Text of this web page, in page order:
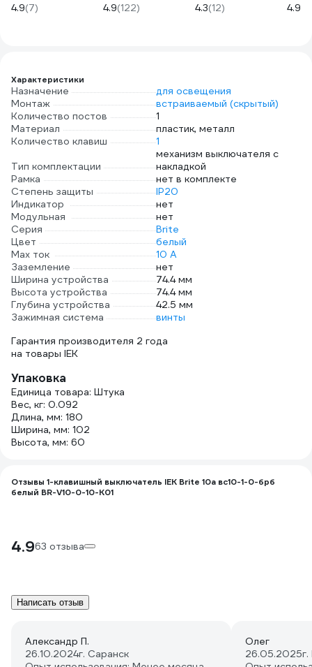
защитными
шторками 16а с
4.9(7)
4.9(122)
5997719615090 1
4.3(12)
0-
4.9
Характеристики
Назначение
для освещения
Монтаж
встраиваемый (скрытый)
Количество постов
1
Материал
пластик, металл
Количество клавиш
1
Тип комплектации
механизм выключателя с
накладкой
Рамка
нет в комплекте
Степень защиты
IP20
Индикатор
нет
Модульная
нет
Серия
Brite
Цвет
белый
Max ток
10 А
Заземление
нет
Ширина устройства
74.4 мм
Высота устройства
74.4 мм
Глубина устройства
42.5 мм
Зажимная система
винты
Гарантия производителя 2 года
на товары IEK
Упаковка
Единица товара: Штука
Вес, кг: 0.092
Длина, мм: 180
Ширина, мм: 102
Высота, мм: 60
Отзывы 1-клавишный выключатель IEK Brite 10а вс10-1-0-брб
белый BR-V10-0-10-K01
4.963 отзыва
Написать отзыв
Александр П.
26.10.2024г. Саранск
Олег
26.05.2025